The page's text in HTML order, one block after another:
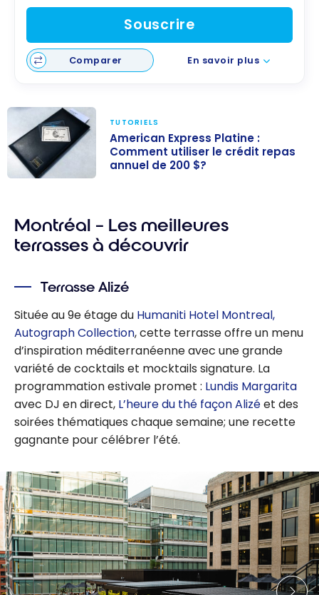
Souscrire
Comparer En savoir plus
: Comment
utiliser le crédit
TUTORIELS
American Express Platine :
Comment utiliser le crédit repas
annuel de 200 $?
Montréal – Les meilleures
terrasses à découvrir
Terrasse Alizé
Située au 9e étage du Humaniti Hotel Montreal,
Autograph Collection, cette terrasse offre un menu
d’inspiration méditerranéenne avec une grande
variété de cocktails et mocktails signature. La
programmation estivale promet : Lundis Margarita
avec DJ en direct, L’heure du thé façon Alizéet des
soirées thématiques chaque semaine; une recette
gagnante pour célébrer l’été.